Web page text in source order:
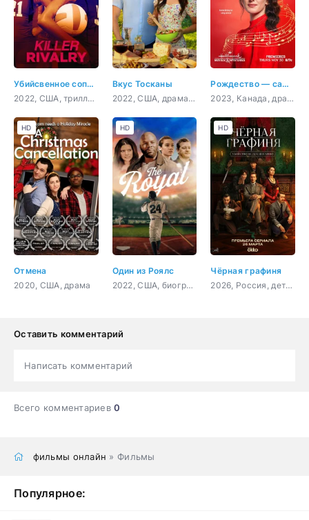
Убийсвенное соперничество
2022, США, триллер, детектив
Вкус Тосканы
2022, США, драма, мелодрама, комедия
Рождество — самое время вернуться домой
2023, Канада, драма, мелодрама
Отмена
2020, США, драма
HD
Один из Роялс
2022, США, биография, спорт
HD
Чёрная графиня
2026, Россия, детектив, триллер
HD
Оставить комментарий
Написать комментарий
Всего комментариев0
фильмы онлайн » Фильмы
Популярное: